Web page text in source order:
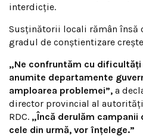
interdicție.
Susținătorii locali rămân însă
gradul de conștientizare
„Ne confruntăm cu
anumite departamente
amploarea problemei”, a
director provincial al
RDC. „Încă derulăm
cele din urmă, vor înțelege.”